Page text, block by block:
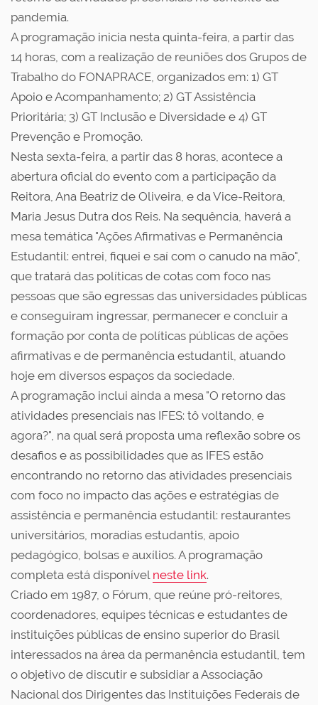
pandemia.
A programação inicia nesta quinta-feira, a partir das
14 horas, com a realização de reuniões dos Grupos de
Trabalho do FONAPRACE, organizados em: 1) GT
Apoio e Acompanhamento; 2) GT Assistência
Prioritária; 3) GT Inclusão e Diversidade e 4) GT
Prevenção e Promoção.
Nesta sexta-feira, a partir das 8 horas, acontece a
abertura oficial do evento com a participação da
Reitora, Ana Beatriz de Oliveira, e da Vice-Reitora,
Maria Jesus Dutra dos Reis. Na sequência, haverá a
mesa temática "Ações Afirmativas e Permanência
Estudantil: entrei, fiquei e saí com o canudo na mão",
que tratará das políticas de cotas com foco nas
pessoas que são egressas das universidades públicas
e conseguiram ingressar, permanecer e concluir a
formação por conta de políticas públicas de ações
afirmativas e de permanência estudantil, atuando
hoje em diversos espaços da sociedade.
A programação inclui ainda a mesa "O retorno das
atividades presenciais nas IFES: tô voltando, e
agora?", na qual será proposta uma reflexão sobre os
desafios e as possibilidades que as IFES estão
encontrando no retorno das atividades presenciais
com foco no impacto das ações e estratégias de
assistência e permanência estudantil: restaurantes
universitários, moradias estudantis, apoio
pedagógico, bolsas e auxílios. A programação
completa está disponível neste link.
Criado em 1987, o Fórum, que reúne pró-reitores,
coordenadores, equipes técnicas e estudantes de
instituições públicas de ensino superior do Brasil
interessados na área da permanência estudantil, tem
o objetivo de discutir e subsidiar a Associação
Nacional dos Dirigentes das Instituições Federais de